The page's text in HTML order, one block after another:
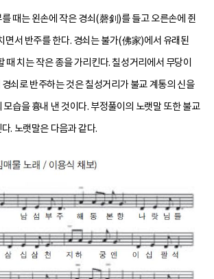
때는 왼손에 작은 경쇠(磬釗)를 들고 오른손에 쥔
면서 반주를 한다. 경쇠는 불가(佛家)에서 유래된
때 치는 작은 종을 가리킨다. 칠성거리에서 무당이
쇠로 반주하는 것은 칠성거리가 불교 계통의 신을
모습을 흉내 낸 것이다. 부정풀이의 노랫말 또한 불교
. 노랫말은 다음과 같다.